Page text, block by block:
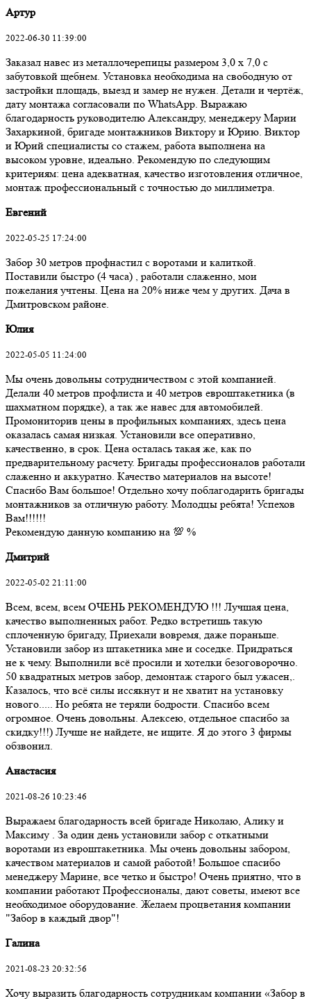
Артур
2022-06-30 11:39:00
Заказал навес из металлочерепицы размером 3,0 х 7,0 с
забутовкой щебнем. Установка необходима на свободную от
застройки площадь, выезд и замер не нужен. Детали и чертёж,
дату монтажа согласовали по WhatsApp. Выражаю
благодарность руководителю Александру, менеджеру Марии
Захаркиной, бригаде монтажников Виктору и Юрию. Виктор
и Юрий специалисты со стажем, работа выполнена на
высоком уровне, идеально. Рекомендую по следующим
критериям: цена адекватная, качество изготовления отличное,
монтаж профессиональный с точностью до миллиметра.
Евгений
2022-05-25 17:24:00
Забор 30 метров профнастил с воротами и калиткой.
Поставили быстро (4 часа) , работали слаженно, мои
пожелания учтены. Цена на 20% ниже чем у других. Дача в
Дмитровском районе.
Юлия
2022-05-05 11:24:00
Мы очень довольны сотрудничеством с этой компанией.
Делали 40 метров профлиста и 40 метров евроштакетника (в
шахматном порядке), а так же навес для автомобилей.
Промониторив цены в профильных компаниях, здесь цена
оказалась самая низкая. Установили все оперативно,
качественно, в срок. Цена осталась такая же, как по
предварительному расчету. Бригады профессионалов работали
слаженно и аккуратно. Качество материалов на высоте!
Спасибо Вам большое! Отдельно хочу поблагодарить бригады
монтажников за отличную работу. Молодцы ребята! Успехов
Вам!!!!!!
Рекомендую данную компанию на 💯 %
Дмитрий
2022-05-02 21:11:00
Всем, всем, всем ОЧЕНЬ РЕКОМЕНДУЮ !!! Лучшая цена,
качество выполненных работ. Редко встретишь такую
сплоченную бригаду, Приехали вовремя, даже пораньше.
Установили забор из штакетника мне и соседке. Придраться
не к чему. Выполнили всё просили и хотелки безоговорочно.
50 квадратных метров забор, демонтаж старого был ужасен,.
Казалось, что всё силы иссякнут и не хватит на установку
нового..... Но ребята не теряли бодрости. Спасибо всем
огромное. Очень довольны. Алексею, отдельное спасибо за
скидку!!!) Лучше не найдете, не ищите. Я до этого 3 фирмы
обзвонил.
Анастасия
2021-08-26 10:23:46
Выражаем благодарность всей бригаде Николаю, Алику и
Максиму . За один день установили забор с откатными
воротами из евроштакетника. Мы очень довольны забором,
качеством материалов и самой работой! Большое спасибо
менеджеру Марине, все четко и быстро! Очень приятно, что в
компании работают Профессионалы, дают советы, имеют все
необходимое оборудование. Желаем процветания компании
"Забор в каждый двор"!
Галина
2021-08-23 20:32:56
Хочу выразить благодарность сотрудникам компании «Забор в